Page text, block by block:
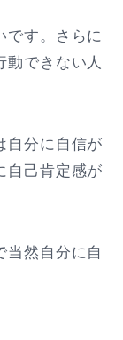
です。さらに
動できない人
自分に自信が
自己肯定感が
当然自分に自